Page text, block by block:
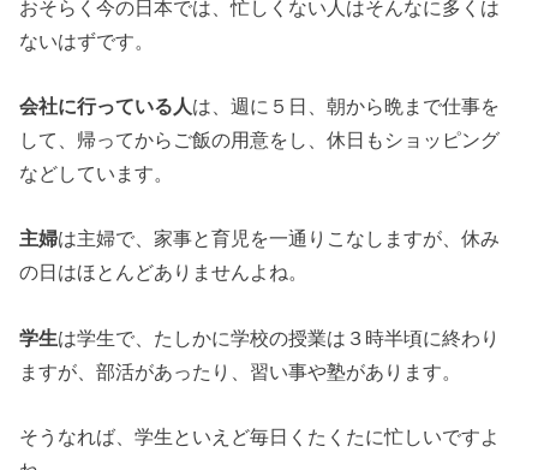
おそらく今の日本では、忙しくない人はそんなに多くは
ないはずです。
会社に行っている人は、週に５日、朝から晩まで仕事を
して、帰ってからご飯の用意をし、休日もショッピング
などしています。
主婦は主婦で、家事と育児を一通りこなしますが、休み
の日はほとんどありませんよね。
学生は学生で、たしかに学校の授業は３時半頃に終わり
ますが、部活があったり、習い事や塾があります。
そうなれば、学生といえど毎日くたくたに忙しいですよ